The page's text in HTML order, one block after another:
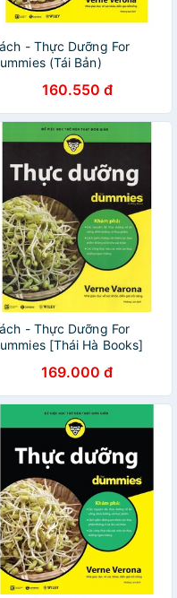
- Thực Dưỡng For
(Tái Bản)
160.550 đ
- Thực Dưỡng For
[Thái Hà Books]
169.000 đ